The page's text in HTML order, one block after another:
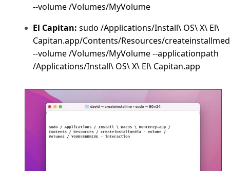
--volume /Volumes/MyVolume
El Capitan: sudo /Applications/Install\ OS\ X\ El\
Capitan.app/Contents/Resources/
--volume /Volumes/MyVolume --applicationpath
/Applications/Install\ OS\ X\ El\ Capitan.app